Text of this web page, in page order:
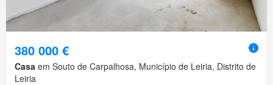
380 000 €
Casa em Souto de Carpalhosa, Município de Leiria, Distrito de
Leiria